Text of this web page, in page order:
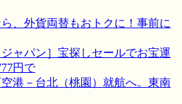
、外貨両替もおトクに！事前に
ジャパン］宝探しセールでお宝運
円で
空港－台北（桃園）就航へ。東南